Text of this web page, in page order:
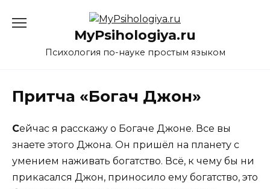
MyPsihologiya.ru
Психология по-науке простым языком
Притча «Богач Джон»
Сейчас я расскажу о Богаче Джоне. Все вы
знаете этого Джона. Он пришёл на планету с
умением наживать богатство. Всё, к чему бы ни
прикасался Джон, приносило ему богатство, это